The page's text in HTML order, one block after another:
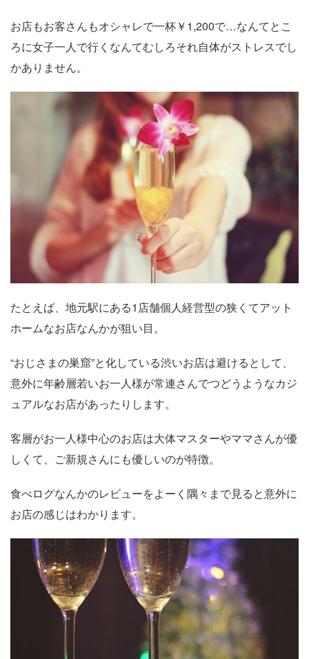
お店もお客さんもオシャレで一杯￥1,200で…なんてとこ
ろに女子一人で行くなんてむしろそれ自体がストレスでし
かありません。
たとえば、地元駅にある1店舗個人経営型の狭くてアット
ホームなお店なんかが狙い目。
“おじさまの巣窟”と化している渋いお店は避けるとして、
意外に年齢層若いお一人様が常連さんでつどうようなカジ
ュアルなお店があったりします。
客層がお一人様中心のお店は大体マスターやママさんが優
しくて、ご新規さんにも優しいのが特徴。
食べログなんかのレビューをよーく隅々まで見ると意外に
お店の感じはわかります。